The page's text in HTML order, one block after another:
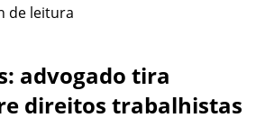
de leitura
advogado tira
direitos trabalhistas